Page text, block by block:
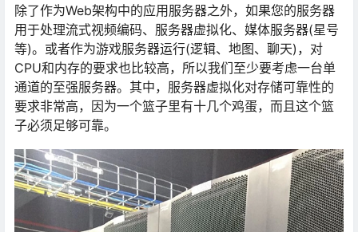
除了作为Web架构中的应用服务器之外，如果您的服务器
用于处理流式视频编码、服务器虚拟化、媒体服务器(星号
等)。或者作为游戏服务器运行(逻辑、地图、聊天)，对
CPU和内存的要求也比较高，所以我们至少要考虑一台单
通道的至强服务器。其中，服务器虚拟化对存储可靠性的
要求非常高，因为一个篮子里有十几个鸡蛋，而且这个篮
子必须足够可靠。